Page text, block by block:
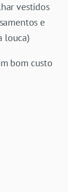
vestidos
e
louca)
bom custo